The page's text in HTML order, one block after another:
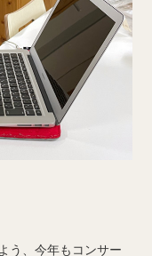
う、今年もコンサー